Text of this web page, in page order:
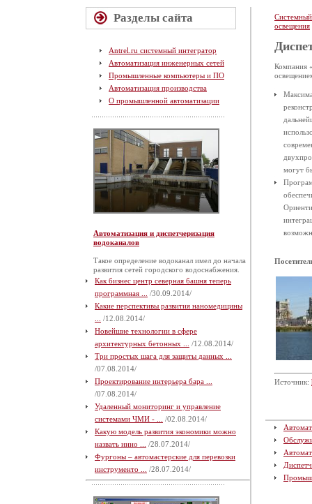
Разделы сайта
Antrel.ru системный интегратор
Автоматизация инженерных сетей
Промышленные компьютеры и ПО
Автоматизация производства
О промышленной автоматизации
Автоматизация и диспетчеризация
водоканалов
Такое определение водоканал имел до начала
развития сетей городского водоснабжения.
Как бизнес центр северная башня теперь
программная ...
/30.09.2014/
Какие перспективы развития наномедицины
/12.08.2014/
Новейшие технологии в сфере
архитектурных бетонных ...
/12.08.2014/
Три простых шага для защиты данных ...
/07.08.2014/
Проектирование интерьера бара ...
/07.08.2014/
Удаленный мониторинг и управление
системами ЧМИ - ...
/02.08.2014/
Какую модель развития экономики можно
назвать инно ...
/28.07.2014/
Фургоны – автомастерские для перевозки
инструменто ...
/28.07.2014/
освещения
Компания
могут
Источник: